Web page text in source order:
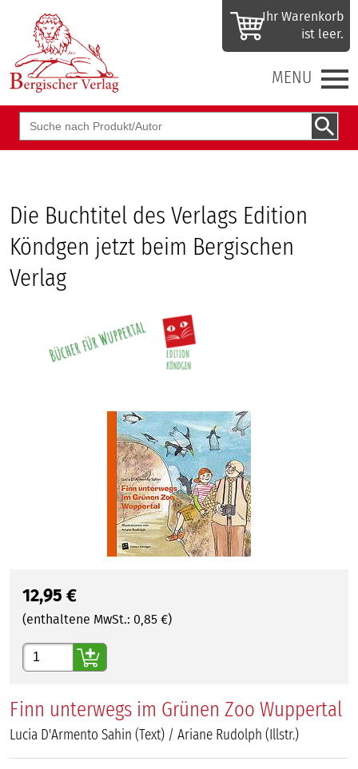
MENU
Ihr Waren­korb
ist leer.
Suchbegriff
Die Buchtitel des Verlags Edition
Köndgen jetzt beim Bergischen
Verlag
12,95 €
(enthaltene MwSt.: 0,85 €)
Gewünschte Anzahl
Finn unterwegs im Grünen Zoo Wuppertal
Lucia D'Armento Sahin (Text) / Ariane Rudolph (Illstr.)